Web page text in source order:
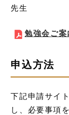
先生
勉強会ご案
申込方法
下記申請サイ
し、必要事項